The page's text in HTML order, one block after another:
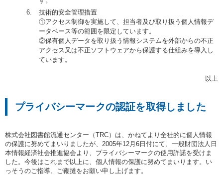
技術的安全管理措置
①アクセス制御を実施して、担当者及び取り扱う個人情報デ
ータベース等の範囲を限定しています。
②保有個人データを取り扱う情報システムを外部からの不正
アクセス又は不正ソフトウェアから保護する仕組みを導入し
ています。
以上
プライバシーマークの認証を取得しました
株式会社図書館流通センター（TRC）は、かねてより全社的に個人情報
の保護に努めてまいりましたが、2005年12月6日付にて、一般財団法人日
本情報経済社会推進協会より、プライバシーマークの使用許諾を受けま
した。今後はこれまで以上に、個人情報の保護に努めてまいります。い
っそうのご指導、ご鞭撻をお願い申し上げます。